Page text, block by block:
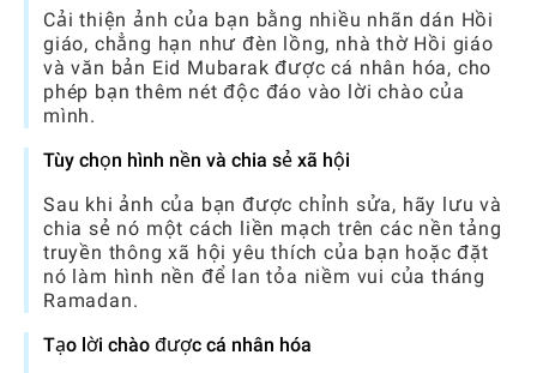
Cải thiện ảnh của bạn bằng nhiều nhãn dán Hồi
giáo, chẳng hạn như đèn lồng, nhà thờ Hồi giáo
và văn bản Eid Mubarak được cá nhân hóa, cho
phép bạn thêm nét độc đáo vào lời chào của
mình.
Tùy chọn hình nền và chia sẻ xã hội
Sau khi ảnh của bạn được chỉnh sửa, hãy lưu và
chia sẻ nó một cách liền mạch trên các nền tảng
truyền thông xã hội yêu thích của bạn hoặc đặt
nó làm hình nền để lan tỏa niềm vui của tháng
Ramadan.
Tạo lời chào được cá nhân hóa